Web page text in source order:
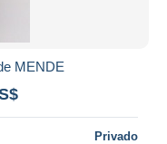
MENDE
Privado